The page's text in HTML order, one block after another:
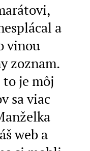
a
vinou
zoznam.
to je môj
sa viac
web a